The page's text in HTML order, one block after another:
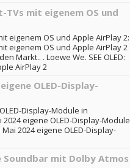
TVs mit eigenem OS und
eigenem OS und Apple AirPlay 2:
eigenem OS und Apple AirPlay 2
Markt.. . Loewe We. SEE OLED:
AirPlay 2
OLED-Display-
Display-Module in
eigene OLED-Display-Module
2024 eigene OLED-Display-
Soundbar mit Dolby Atmos